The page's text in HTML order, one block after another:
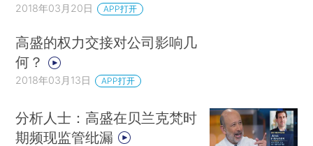
2018年03月20日 APP打开
高盛的权力交接对公司影响几
何？
2018年03月13日 APP打开
分析人士：高盛在贝兰克梵时
期频现监管纰漏